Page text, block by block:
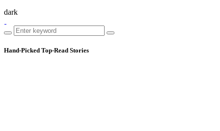
dark
Hand-Picked Top-Read Stories